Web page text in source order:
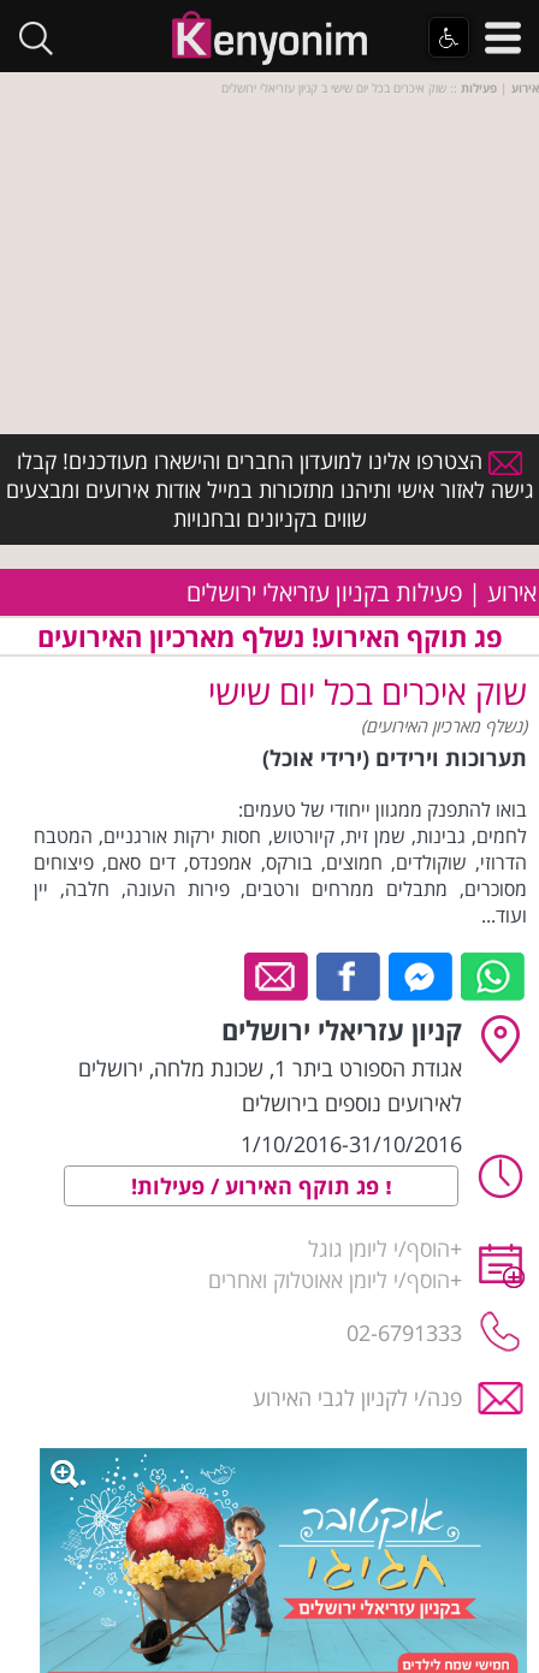
אירוע | פעילות :: שוק איכרים בכל יום שישי ב קניון עזריאלי ירושלים
הצטרפו אלינו למועדון החברים והישארו מעודכנים! קבלו
גישה לאזור אישי ותיהנו מתזכורות במייל אודות אירועים ומבצעים
שווים בקניונים ובחנויות
אירוע | פעילות בקניון עזריאלי ירושלים
פג תוקף האירוע! נשלף מארכיון האירועים
שוק איכרים בכל יום שישי
(נשלף מארכיון האירועים)
תערוכות וירידים (ירידי אוכל)
בואו להתפנק ממגוון ייחודי של טעמים:
לחמים, גבינות, שמן זית, קיורטוש, חסות ירקות אורגניים, המטבח
הדרוזי, שוקולדים, חמוצים, בורקס, אמפנדס, דים סאם, פיצוחים
מסוכרים, מתבלים ממרחים ורטבים, פירות העונה, חלבה, יין
ועוד...
קניון עזריאלי ירושלים
אגודת הספורט ביתר 1, שכונת מלחה , ירושלים
לאירועים נוספים בירושלים
1/10/2016-31/10/2016
פג תוקף האירוע / פעילות!
+הוסף/י ליומן גוגל
+הוסף/י ליומן אאוטלוק ואחרים
02-6791333
פנה/י לקניון לגבי האירוע